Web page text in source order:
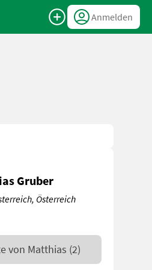
Anmelden
Gruber
Österreich
von Matthias (2)